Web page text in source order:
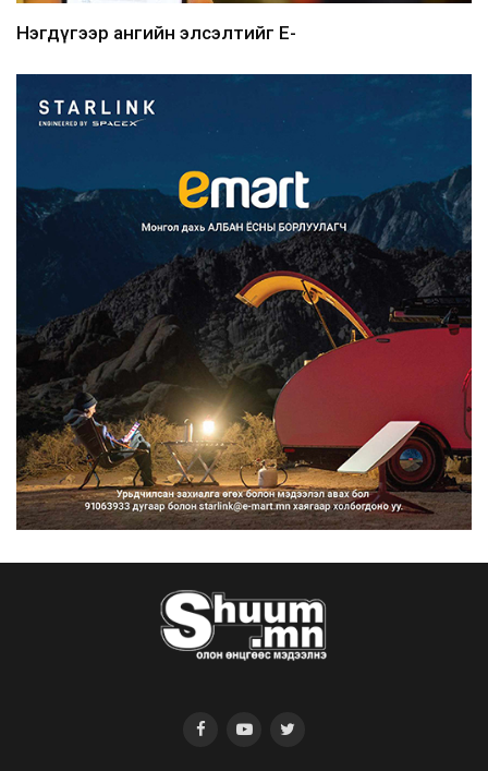
Нэгдүгээр ангийн элсэлтийг E-
Францад иргэд рүү зөвшөөрөлгүй
сурталчилгааны дууд...
2026/08/07
Нийтийн тээврийн Ч:19А чиглэлийн
замналд түр хугац...
2026/08/07
Автомашины улсын дугаар сондгой
тоогоор төгссөн бо...